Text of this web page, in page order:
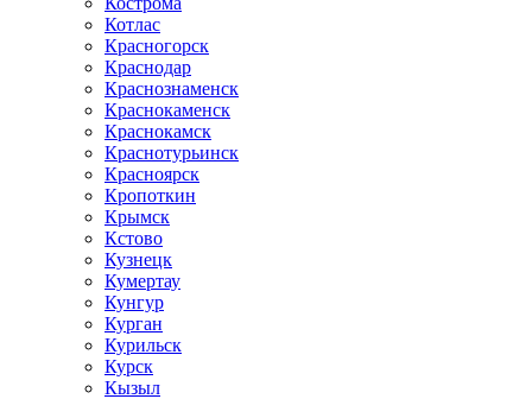
Котлас
Красногорск
Краснодар
Краснознаменск
Краснокаменск
Краснокамск
Краснотурьинск
Красноярск
Кропоткин
Крымск
Кстово
Кузнецк
Кумертау
Кунгур
Курган
Курильск
Курск
Кызыл